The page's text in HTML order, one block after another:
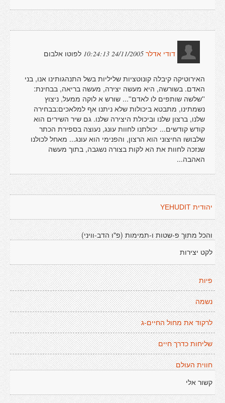
דודי אדלר 24/11/2005 10:24:13 לפוטו אלבום
האירוטיקה קיבלה קונוטציות שליליות בשל התנהגותינו אנו, בני
האדם. בשורשה, היא מעשה יצירה, מעשה בריאה, בבחינת:
''שלשה שותפים לו לאדם''... שורש א לוקה ממעל, ניצוץ
נשמתינו, מתבטא ביכולות שלא ניתנו אף למלאכים:בבחירה
שלנו, ברצון שלנו וביכולת היצירה שלנו. גם שיר השירים הוא
קודש קודשים... יכולתנו לחוות עונג, נעוצה בספירת הכתר
שלבושו החיצוני הוא הרצון, והפנימי הוא עונג... מאחל לכולנו
שנזכה לחוות את הא לקות בצורה נשגבה, בתוך מעשה
האהבה...
יהודית YEHUDIT
והכל מתוך פ-שטות ו-תמימות (פ"ו הדב-וויני)
לקט יצירות
פיות
נשמה
לרקוד את מחול החיים-ג
שליחות כדרך חיים
חווית העולם
קשור אלי